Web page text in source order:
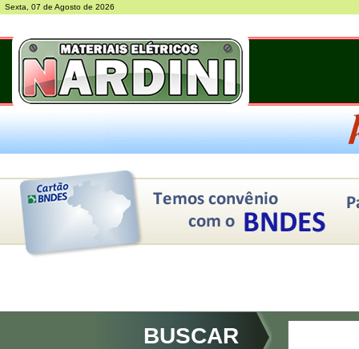
Sexta, 07 de Agosto de 2026
BUSCAR